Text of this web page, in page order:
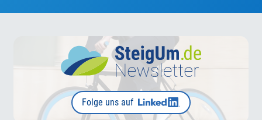
Folge uns auf